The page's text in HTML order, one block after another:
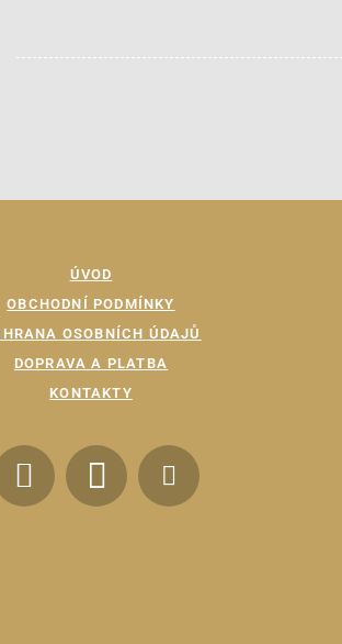
ÚVOD
OBCHODNÍ PODMÍNKY
OSOBNÍCH ÚDAJŮ
DOPRAVA A PLATBA
KONTAKTY